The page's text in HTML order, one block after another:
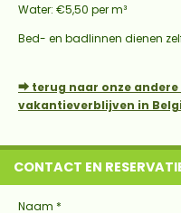
Water: €5,50 per m³
Bed- en badlinnen dienen
⮕ terug naar onze
vakantieverblijven in
CONTACT EN
Naam *